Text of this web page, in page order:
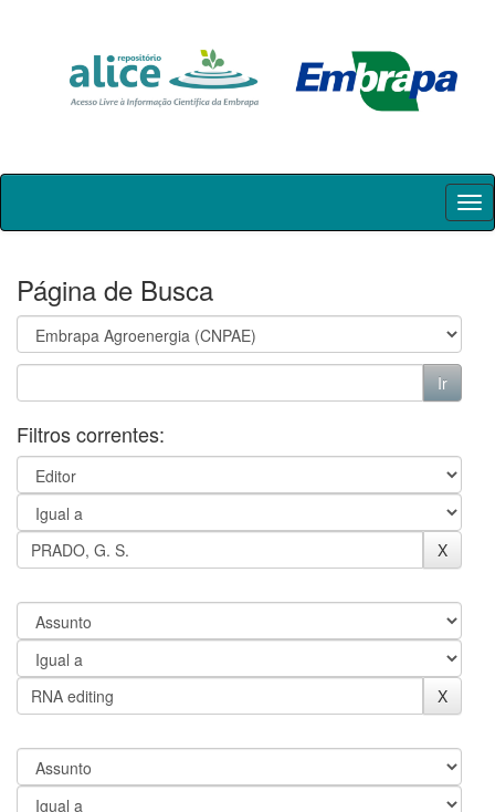
Skip
Página de Busca
Filtros correntes: